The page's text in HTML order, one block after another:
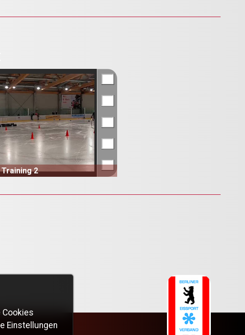
Training 2
Cookies
Einstellungen